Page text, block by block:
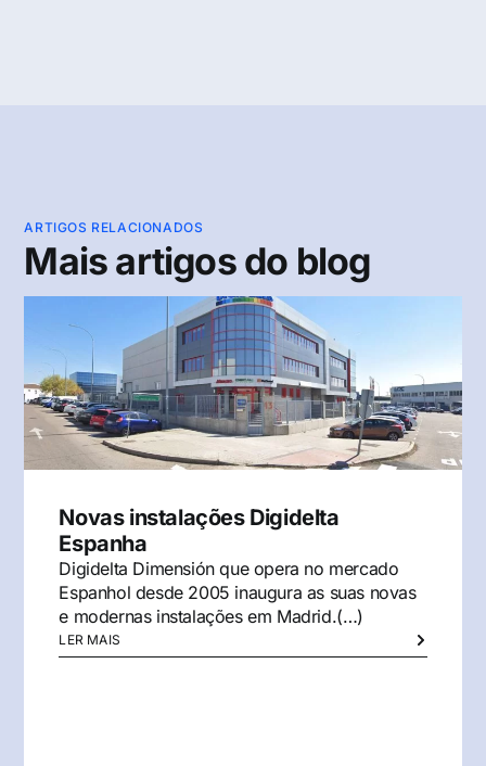
ARTIGOS RELACIONADOS
Mais artigos do blog
Novas instalações Digidelta
Espanha
Digidelta Dimensión que opera no mercado
Espanhol desde 2005 inaugura as suas novas
e modernas instalações em Madrid.(…)
LER MAIS